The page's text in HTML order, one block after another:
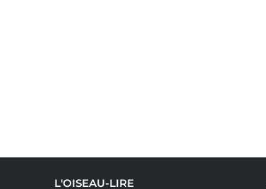
L'OISEAU-LIRE